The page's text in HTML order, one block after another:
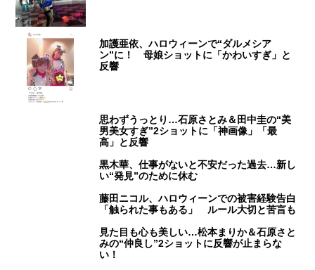
加護亜依、ハロウィーンで“ダルメシア
ン”に！ 母娘ショットに「かわいすぎ」と
反響
思わずうっとり…石原さとみ＆田中圭の“美
男美女すぎ”2ショットに「神画像」「最
高」と反響
黒木華、仕事がないと不安だった過去…新し
い“発見”のために休む
藤田ニコル、ハロウィーンでの被害経験告白
「触られた事もある」 ルール大切と苦言も
見た目も心も美しい…松本まりか＆石原さと
みの“仲良し”2ショットに反響が止まらな
い！